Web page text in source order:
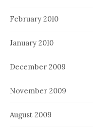
February 2010
January 2010
December 2009
November 2009
August 2009